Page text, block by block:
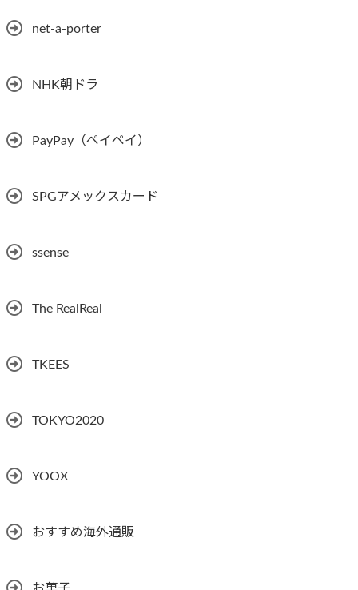
net-a-porter
NHK朝ドラ
PayPay（ペイペイ）
SPGアメックスカード
ssense
The RealReal
TKEES
TOKYO2020
YOOX
おすすめ海外通販